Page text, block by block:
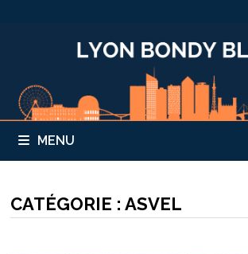
MENU
CATÉGORIE : ASVEL